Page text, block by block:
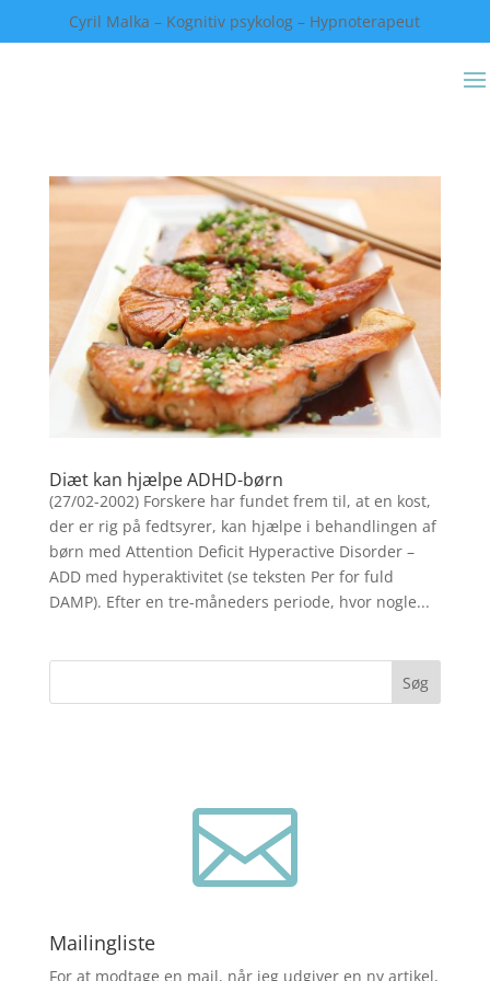
Cyril Malka – Kognitiv psykolog – Hypnoterapeut
Diæt kan hjælpe ADHD-børn
(27/02-2002) Forskere har fundet frem til, at en kost,
der er rig på fedtsyrer, kan hjælpe i behandlingen af
børn med Attention Deficit Hyperactive Disorder –
ADD med hyperaktivitet (se teksten Per for fuld
DAMP). Efter en tre-måneders periode, hvor nogle...
Søg

Mailingliste
For at modtage en mail, når jeg udgiver en ny artikel,